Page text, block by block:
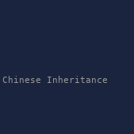
Inheritance